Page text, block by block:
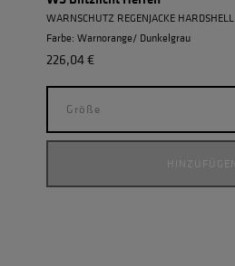
WARNSCHUTZ REGENJACKE HARDSHELL
Farbe: Warnorange/ Dunkelgrau
226,04 €
Größe
HINZUFÜGEN